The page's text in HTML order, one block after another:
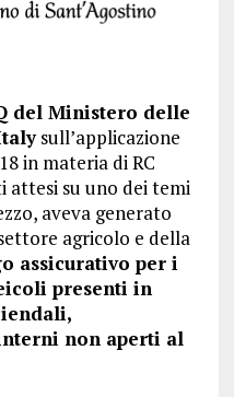
del Ministero delle
sull’applicazione
in materia di RC
su uno dei temi
aveva generato
agricolo e della
assicurativo per i
presenti in
non aperti al